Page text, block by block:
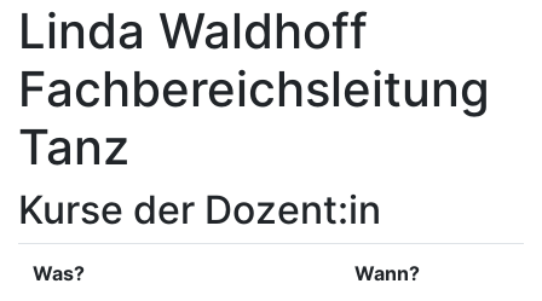
Linda Waldhoff
Fachbereichsleitung
Tanz
Kurse der Dozent:in
Was? Wann?